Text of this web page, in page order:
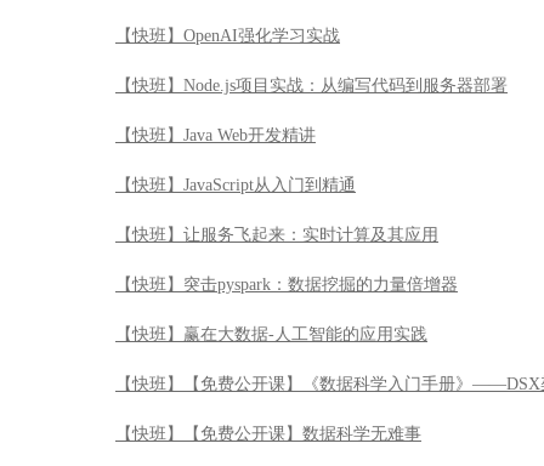
【快班】OpenAI强化学习实战
【快班】Node.js项目实战：从编写代码到服务器部署
【快班】Java Web开发精讲
【快班】JavaScript从入门到精通
【快班】让服务飞起来：实时计算及其应用
【快班】突击pyspark：数据挖掘的力量倍增器
【快班】赢在大数据-人工智能的应用实践
【快班】【免费公开课】《数据科学入门手册》
【快班】【免费公开课】数据科学无难事